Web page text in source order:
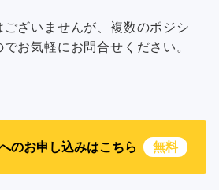
ざいませんが、複数のポジシ
お気軽にお問合せください。
のお申し込みはこちら 無料